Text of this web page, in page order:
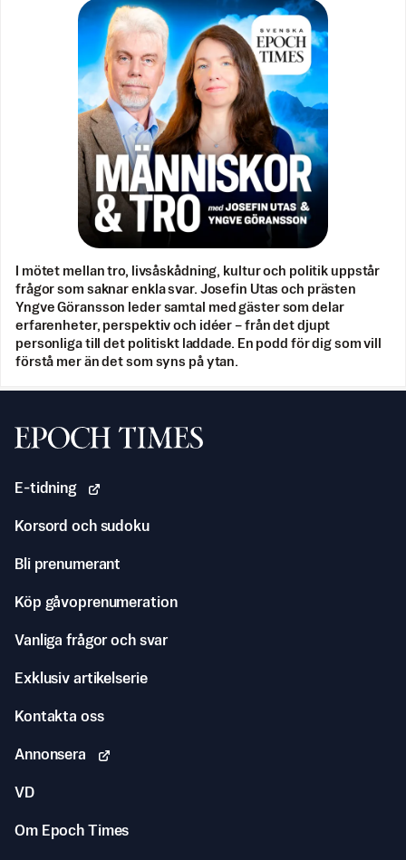
I mötet mellan tro, livsåskådning, kultur och politik uppstår
frågor som saknar enkla svar. Josefin Utas och prästen
Yngve Göransson leder samtal med gäster som delar
erfarenheter, perspektiv och idéer – från det djupt
personliga till det politiskt laddade. En podd för dig som vill
förstå mer än det som syns på ytan.
Svenska Epoch Times
E-tidning
Korsord och sudoku
Bli prenumerant
Köp gåvoprenumeration
Vanliga frågor och svar
Exklusiv artikelserie
Kontakta oss
Annonsera
VD
Om Epoch Times